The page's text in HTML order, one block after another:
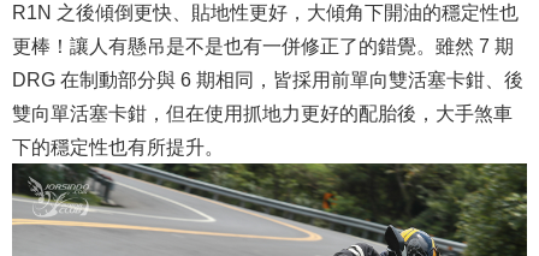
R1N 之後傾倒更快、貼地性更好，大傾角下開油的穩定性也
更棒！讓人有懸吊是不是也有一併修正了的錯覺。雖然 7 期
DRG 在制動部分與 6 期相同，皆採用前單向雙活塞卡鉗、後
雙向單活塞卡鉗，但在使用抓地力更好的配胎後，大手煞車
下的穩定性也有所提升。